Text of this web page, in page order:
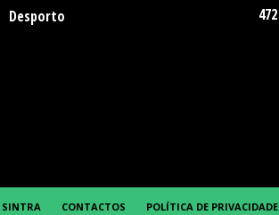
Desporto
472
SINTRA CONTACTOS POLÍTICA DE PRIVACIDADE